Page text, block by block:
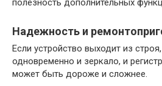
полезность дополнительных
Надежность и
Если устройство выходит из
одновременно и зеркало, и
может быть дороже и сложнее.